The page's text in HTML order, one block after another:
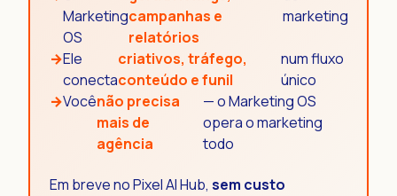
Marketing
OS
campanhas e
relatórios
marketing
→Ele
conecta
criativos, tráfego,
conteúdo e funil
num fluxo
único
→Vocênão precisa
mais de
agência
— o Marketing OS
opera o marketing
todo
Em breve no Pixel AI Hub, sem custo